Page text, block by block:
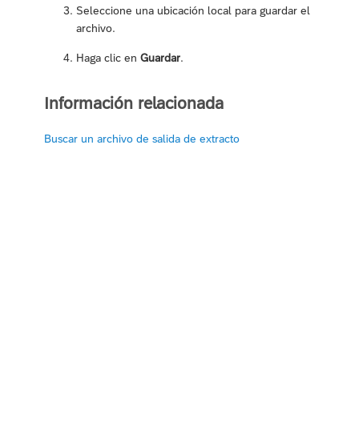
Seleccione una ubicación local para guardar el
archivo.
Haga clic en Guardar.
Información relacionada
Buscar un archivo de salida de extracto